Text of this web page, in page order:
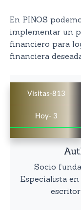
En PINOS
implementar un
financiero para
financiera
Visitas-813
Hoy- 3
Socio
Especialista